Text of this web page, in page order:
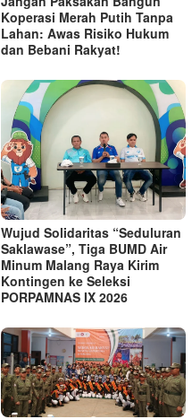
Koperasi Merah Putih Tanpa
Lahan: Awas Risiko Hukum
dan Bebani Rakyat!
Wujud Solidaritas “Seduluran
Saklawase”, Tiga BUMD Air
Minum Malang Raya Kirim
Kontingen ke Seleksi
PORPAMNAS IX 2026